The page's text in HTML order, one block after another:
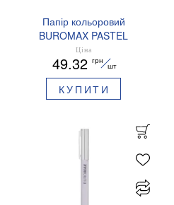
Папір кольоровий
BUROMAX PASTEL
EUROMAX 20 арк А4 80 г/
мс BM.2721220E-08
Ціна
49.32 грн
шт
КУПИТИ